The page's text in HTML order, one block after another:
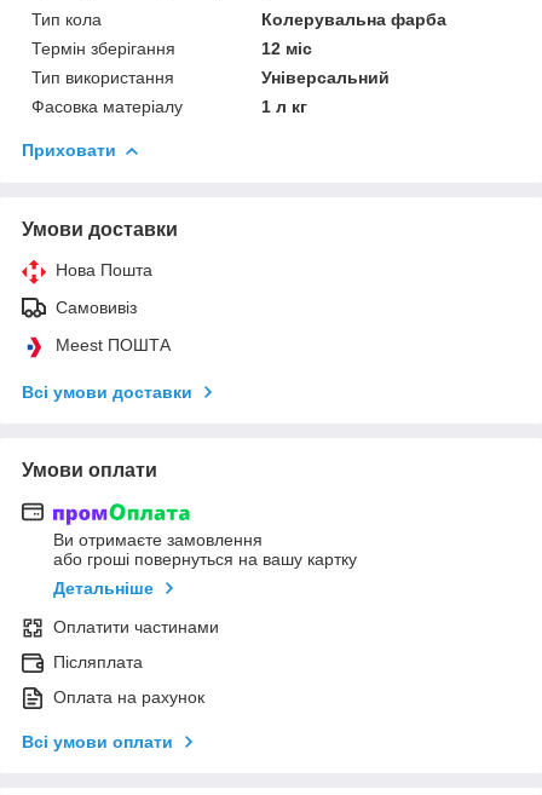
Тип кола
Колерувальна фарба
Термін зберігання
12 міс
Тип використання
Універсальний
Фасовка матеріалу
1 л кг
Приховати
Умови доставки
Нова Пошта
Самовивіз
Meest ПОШТА
Всі умови доставки
Умови оплати
Ви отримаєте замовлення
або гроші повернуться на вашу картку
Детальніше
Оплатити частинами
Післяплата
Оплата на рахунок
Всі умови оплати